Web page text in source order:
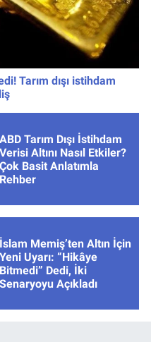
Tarım dışı istihdam
ABD Tarım Dışı İstihdam
Verisi Altını Nasıl Etkiler?
Çok Basit Anlatımla
Rehber
İslam Memiş’ten Altın İçin
Yeni Uyarı: “Hikâye
Bitmedi” Dedi, İki
Senaryoyu Açıkladı